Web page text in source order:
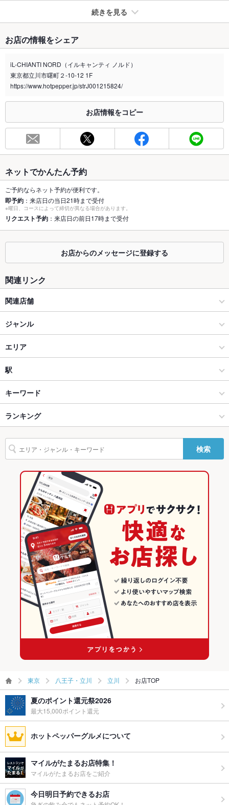
続きを見る
禁煙・喫煙
全席禁煙
喫煙専用室 なし
合わせください。
お席
45席(個室やソファ席など様々なシーンに合わせてご利用頂けま
す。)
最大宴会収
容人数
50人(個室貸切は2名～12名様までご着席頂けます。)
個室 あり ：4名様個室が3部屋ございます。
座敷 なし
カウンター
あり ：お一人様はもちろん、広いカウンターはカップルでのご
ソファー
あり ：最大5名様のソファ席は小さなお子様にも安心してご利
設備
あり
バリアフリ
ー
なし ：店内は小さな段差がございます。大きなお荷物の保管や
その他設備 －
その他
あり ：コース料理2時間飲み放題付、3時間飲み放題付になりま
す。80種超のドリンクがございます！
食べ放題 なし
カクテル充実、ワイン充実
お子様連れ
お子様連れOK ：ご家族での食事やお子様連れのママ会、各種
パーティー喜んで承ります！お気軽にお問い合わせ下さい！
ウェディン
グパーティ
～40人までのご利用に最適な広さです。店舗貸切は電話にてお
問合せください。
プライズ対
可
お店の情報をシェア
iL-CHIANTI NORD（イルキャンティ ノルド）
東京都立川市曙町２-10-12 1F
https://www.hotpepper.jp/strJ001215824/
お店情報をコピー
ネットでかんたん予約
ご予約ならネット予約が便利です。
即予約 ：来店日の当日21時まで受付
※曜日、コースによって締切が異なる場合があります。
リクエスト予約 ：来店日の前日17時まで受付
お店からのメッセージに登録する
関連リンク
関連店舗
イルキャンティ
ジャンル
イタリアン・フレンチ
イタリアン
八王子・立川 × イタリアン・フレンチ
八王子・立川 × イタリアン
立川駅 × イタリアン・フレンチ
立川駅 × イタリアン
洋・和洋・各国料理・その他
八王子・立川 × 居酒屋
八王子・立川 × 洋・和洋・各国料理・その他
立川駅 × 居酒屋
立川駅 × 洋・和洋・各国料理・その他
エリア
立川
立川 × イタリアン・フレンチ
立川 × イタリアン
立川 × 居酒屋
立川 × 洋・和洋・各国料理・その他
東京 × イタリアン・フレンチ
東京 × イタリアン
東京 × 居酒屋
東京 × 洋・和洋・各国料理・その他
駅
立川駅
立川北駅
八王子駅
キーワード
からあげ
ペペロンチーノ ニョッキ ペスカトーレ ピザ
ランキング
東京のグルメランキング
東京のイタリアン・フレンチランキング
東京のイタリアンランキング
八王子・立川のグルメランキング
八王子・立川のイタリアン・フレンチランキング
八王子・立川のイタリアンランキング
立川のグルメランキング
立川のイタリアン・フレンチランキング
立川のイタリアンランキング
検索
東京 八王子・立川 立川 お店TOP
夏のポイント還元祭2026
最大15,000ポイント還元
ホットペッパーグルメについて
マイルがたまるお店特集！
マイルがたまるお店をご紹介
今日明日予約できるお店